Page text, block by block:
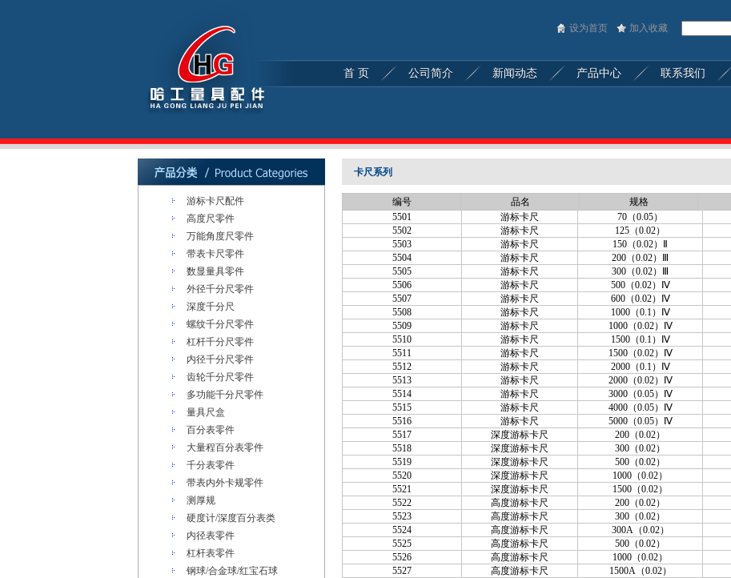
设为首页 加入收藏
首 页 公司简介 新闻动态 产品中心 联系我们
游标卡尺配件
高度尺零件
万能角度尺零件
带表卡尺零件
数显量具零件
外径千分尺零件
深度千分尺
螺纹千分尺零件
杠杆千分尺零件
内径千分尺零件
齿轮千分尺零件
多功能千分尺零件
量具尺盒
百分表零件
大量程百分表零件
千分表零件
带表内外卡规零件
测厚规
硬度计/深度百分表类
内径表零件
杠杆表零件
钢球/合金球/红宝石球
卡尺系列
编号 品名 规格
5501
游标卡尺 70（0.05）
5502
游标卡尺 125（0.02）
5503
游标卡尺 150（0.02）Ⅱ
5504
游标卡尺 200（0.02）Ⅲ
5505
游标卡尺 300（0.02）Ⅲ
5506
游标卡尺 500（0.02）Ⅳ
5507
游标卡尺 600（0.02）Ⅳ
5508
游标卡尺 1000（0.1）Ⅳ
5509
游标卡尺 1000（0.02）Ⅳ
5510
游标卡尺 1500（0.1）Ⅳ
5511
游标卡尺 1500（0.02）Ⅳ
5512
游标卡尺 2000（0.1）Ⅳ
5513
游标卡尺 2000（0.02）Ⅳ
5514
游标卡尺 3000（0.05）Ⅳ
5515
游标卡尺 4000（0.05）Ⅳ
5516
游标卡尺 5000（0.05）Ⅳ
5517
深度游标卡尺 200（0.02）
5518
深度游标卡尺 300（0.02）
5519
深度游标卡尺 500（0.02）
5520
深度游标卡尺 1000（0.02）
5521
深度游标卡尺 1500（0.02）
5522
高度游标卡尺 200（0.02）
5523
高度游标卡尺 300（0.02）
5524
高度游标卡尺 300A（0.02）
5525
高度游标卡尺 500（0.02）
5526
高度游标卡尺 1000（0.02）
5527
高度游标卡尺 1500A（0.02）